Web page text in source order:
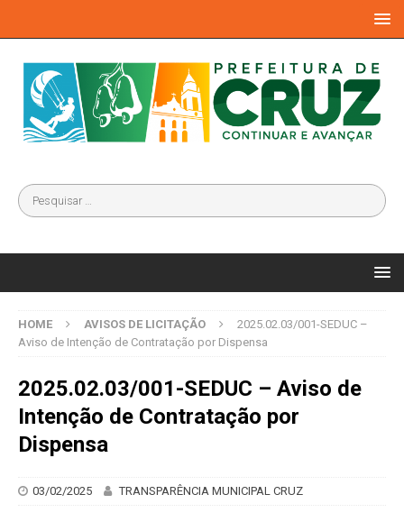
HOME AVISOS DE LICITAÇÃO
2025.02.03/001-SEDUC –
Aviso de Intenção de Contratação por Dispensa
2025.02.03/001-SEDUC – Aviso de
Intenção de Contratação por
Dispensa
03/02/2025 TRANSPARÊNCIA MUNICIPAL CRUZ